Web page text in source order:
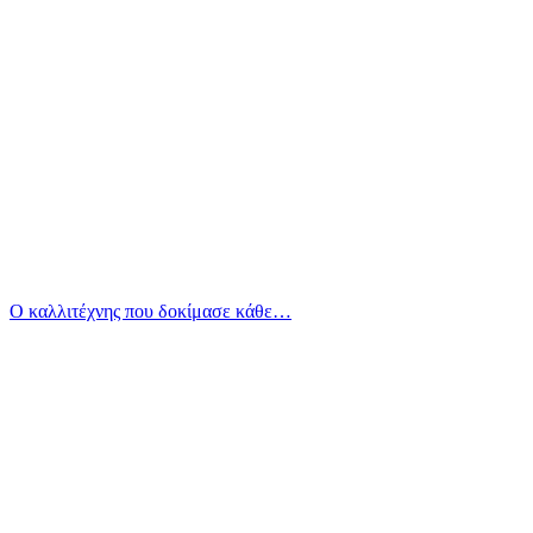
Ο καλλιτέχνης που δοκίμασε κάθε…